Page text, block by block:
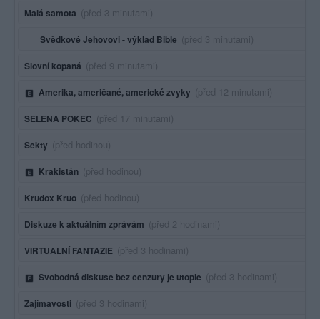
Malá samota Poslední aktivita:
(před 3 minutami)
Svědkové Jehovovi - výklad Bible Poslední aktivita:
(před 3 minutami)
Slovní kopaná Poslední aktivita:
(před 9 minutami)
Amerika, američané, americké zvyky Poslední aktivita:
(před 12 minutami)
SELENA POKEC Poslední aktivita:
(před 17 minutami)
Sekty Poslední aktivita:
(před hodinou)
Krakistán Poslední aktivita:
(před hodinou)
Krudox Kruo Poslední aktivita:
(před hodinou)
Diskuze k aktuálním zprávám Poslední aktivita:
(před 2 hodinami)
VIRTUALNÍ FANTAZIE Poslední aktivita:
(před 3 hodinami)
Svobodná diskuse bez cenzury je utopie Poslední aktivita:
(před 3 hodinami)
Zajímavosti Poslední aktivita:
(před 3 hodinami)